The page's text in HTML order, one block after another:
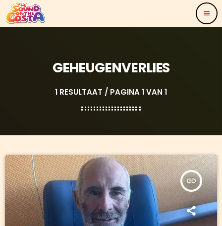
menu
GEHEUGENVERLIES
1 RESULTAAT / PAGINA 1 VAN 1
insert_link